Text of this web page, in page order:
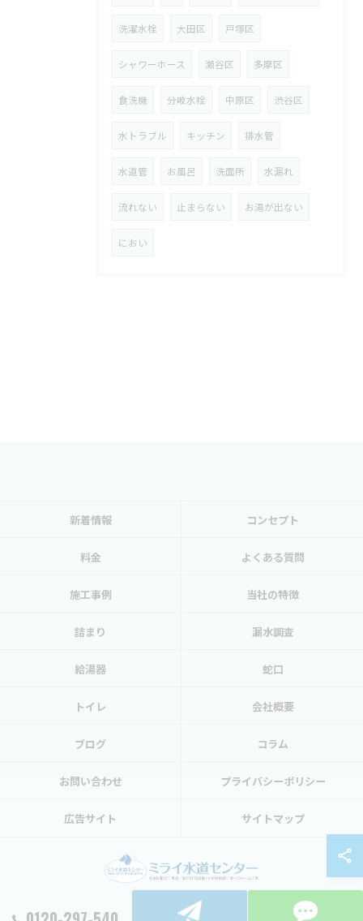
洗濯水栓 大田区 戸塚区
シャワーホース 瀬谷区 多摩区
食洗機 分岐水栓 中原区 渋谷区
水トラブル キッチン 排水管
水道管 お風呂 洗面所 水漏れ
流れない 止まらない お湯が出ない
におい
新着情報 コンセプト
料金 よくある質問
施工事例 当社の特徴
詰まり 漏水調査
給湯器 蛇口
トイレ 会社概要
ブログ コラム
お問い合わせ プライバシーポリシー
広告サイト サイトマップ